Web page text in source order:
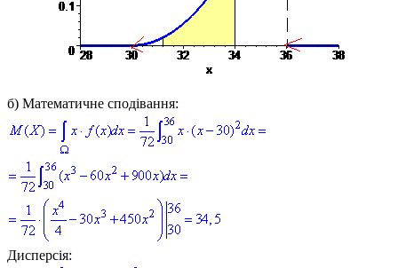
б) Математичне сподівання:
Дисперсія: